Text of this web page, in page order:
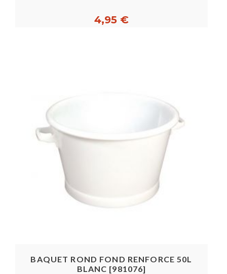
4,95 €
BAQUET ROND FOND RENFORCE 50L
BLANC [981076]